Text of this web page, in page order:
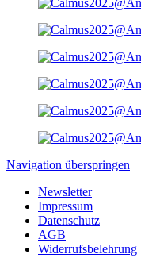
Navigation überspringen
Newsletter
Impressum
Datenschutz
AGB
Widerrufsbelehrung